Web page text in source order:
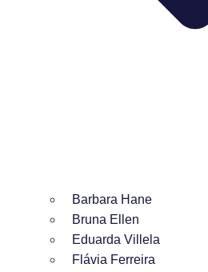
Barbara Hane
Bruna Ellen
Eduarda Villela
Flávia Ferreira